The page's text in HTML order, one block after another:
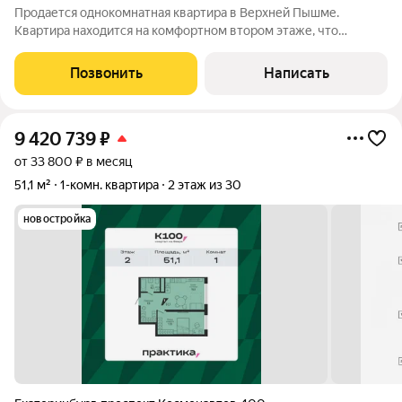
Продается однокомнатная квартира в Верхней Пышме.
Квартира находится на комфортном втором этаже, что
Характеристики: Общая площадь: 35.3 м2 Комната - 8.9 м2
Кухня - гостиная - 14.9 м2 Санузел - 4
Позвонить Написать
9 420 739₽
от 33 800 ₽ в месяц
51,1 м²
1-комн. квартира 2 этаж из 30
новостройка